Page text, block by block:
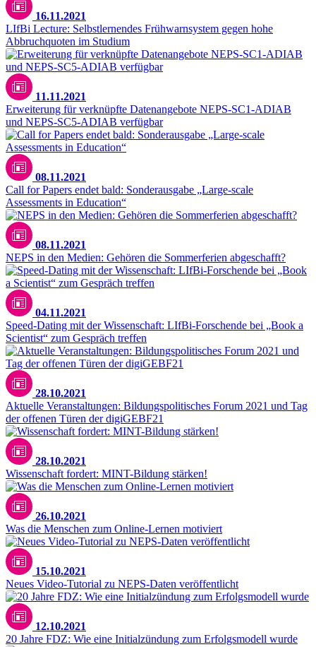
16.11.2021
LIfBi Lecture: Selbstlernendes Frühwarnsystem gegen hohe
Abbruchquoten im Studium
11.11.2021
Erweiterung für verknüpfte Datenangebote NEPS-SC1-ADIAB
und NEPS-SC5-ADIAB verfügbar
08.11.2021
Call for Papers endet bald: Sonderausgabe „Large-scale
Assessments in Education“
08.11.2021
NEPS in den Medien: Gehören die Sommerferien abgeschafft?
04.11.2021
Speed-Dating mit der Wissenschaft: LIfBi-Forschende bei „Book a
Scientist“ zum Gespräch treffen
28.10.2021
Aktuelle Veranstaltungen: Bildungspolitisches Forum 2021 und Tag
der offenen Türen der digiGEBF21
28.10.2021
Wissenschaft fordert: MINT-Bildung stärken!
26.10.2021
Was die Menschen zum Online-Lernen motiviert
15.10.2021
Neues Video-Tutorial zu NEPS-Daten veröffentlicht
12.10.2021
20 Jahre FDZ: Wie eine Initialzündung zum Erfolgsmodell wurde